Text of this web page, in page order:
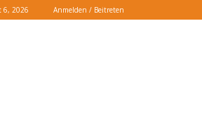
6, 2026 Anmelden / Beitreten